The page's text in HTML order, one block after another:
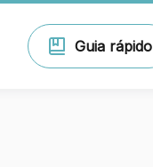
Guia rápido